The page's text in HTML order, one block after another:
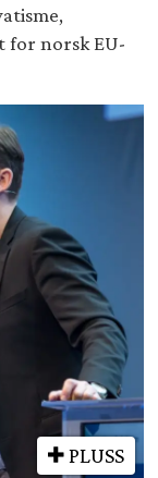
for norsk EU-
PLUSS